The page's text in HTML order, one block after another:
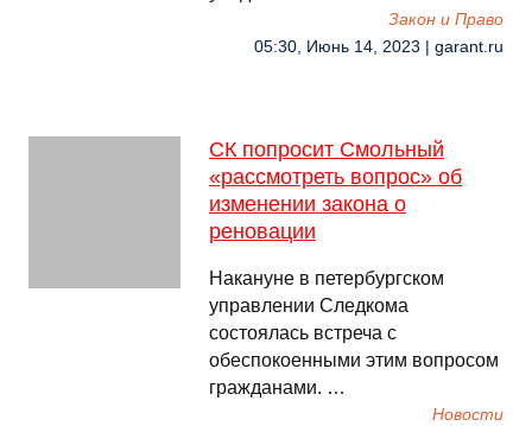
Закон и Право
05:30, Июнь 14, 2023 | garant.ru
СК попросит Смольный
«рассмотреть вопрос» об
изменении закона о
реновации
Накануне в петербургском
управлении Следкома
состоялась встреча с
обеспокоенными этим вопросом
гражданами. …
Новости